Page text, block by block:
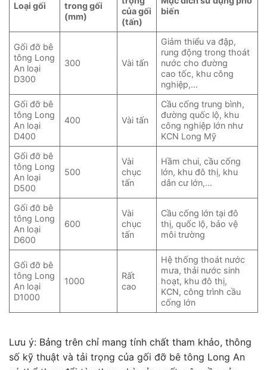
Loại gối
tronggối
(mm)
củagối
(tấn)
biến
Gối đỡ bê
tông Long
An loại
D300
300 Vài tấn
Giảm thiểu va đập,
rung động trong thoát
nước cho đường
cao tốc, khu công
nghiệp,…
Gối đỡ bê
tông Long
An loại
D400
400 Vài tấn
Cầu cống trung bình,
đường quốc lộ, khu
công nghiệp lớn như
KCN Long Mỹ
Gối đỡ bê
tông Long
An loại
D500
500
Vài
chục
tấn
Hầm chui, cầu cống
lớn, khu đô thị, khu
dân cư lớn,…
Gối đỡ bê
tông Long
An loại
D600
600
Vài
chục
tấn
Cầu cống lớn tại đô
thị, quốc lộ, bảo vệ
môi trường
Gối đỡ bê
tông Long
An loại
D1000
1000
Rất
cao
Hệ thống thoát nước
mưa, thải nước sinh
hoạt, khu đô thị,
KCN, công trình cầu
cống lớn
Lưu ý: Bảng trên chỉ mang tính chất tham khảo, thông
số kỹ thuật và tải trọng của gối đỡ bê tông Long An